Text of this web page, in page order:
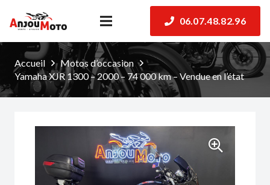
06.07.48.82.96
Accueil
Motos d’occasion
Yamaha XJR 1300 – 2000 – 74 000 km – Vendue en l’état